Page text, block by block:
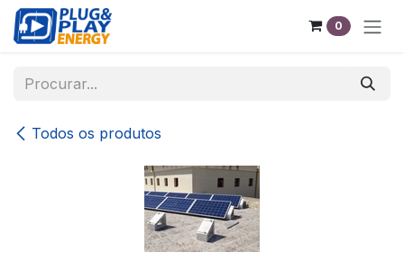
Pular para o conteúdo
0
Todos os produtos